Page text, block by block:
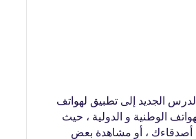
الجديد إلى تطبيق لهواتف
الوطنية و الدولية ، حيث
أصدقاءك ، أو مشاهدة بعض